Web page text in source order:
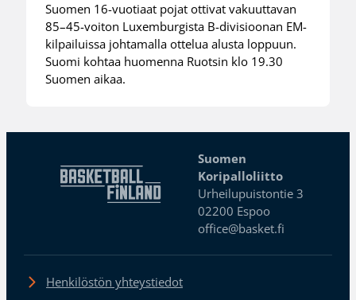
Suomen 16-vuotiaat pojat ottivat vakuuttavan
85–45-voiton Luxemburgista B-divisioonan EM-
kilpailuissa johtamalla ottelua alusta loppuun.
Suomi kohtaa huomenna Ruotsin klo 19.30
Suomen aikaa.
Suomen
Koripalloliitto
Urheilupuistontie 3
02200 Espoo
office@basket.fi
Henkilöstön yhteystiedot